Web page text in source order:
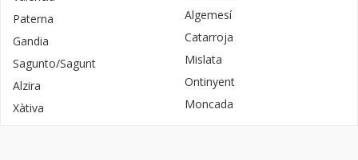
Paterna
Gandia
Sagunto/Sagunt
Alzira
Xàtiva
Algemesí
Catarroja
Mislata
Ontinyent
Moncada